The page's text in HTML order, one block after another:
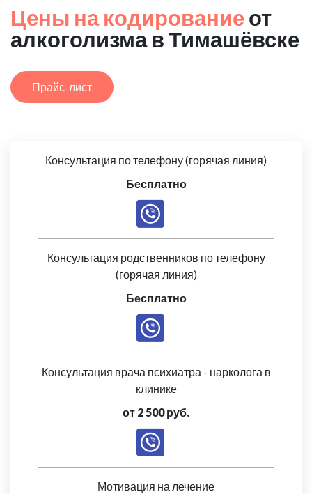
Цены на кодирование от
алкоголизма в Тимашёвске
Прайс-лист
Консультация по телефону (горячая линия)
Бесплатно
Консультация родственников по телефону
(горячая линия)
Бесплатно
Консультация врача психиатра - нарколога в
клинике
от 2 500 руб.
Мотивация на лечение